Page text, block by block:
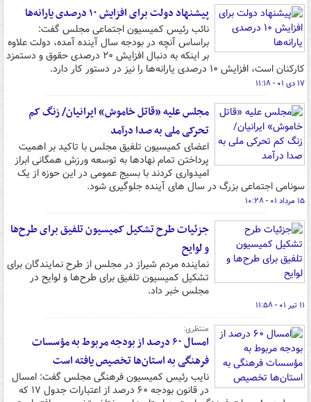
پیشنهاد دولت برای افزایش ۱۰ درصدی یارانه‌ها
نائب رئیس کمیسیون اجتماعی مجلس گفت:
براساس آنچه در بودجه سال آینده آمده، دولت علاوه
بر اینکه به دنبال افزایش ۲۰ درصدی حقوق و دستمزد
کارکنان است، افزایش ۱۰ درصدی یارانه‌ها را نیز در دستور کار دارد.
۱۷ دی ۰۱ - ۱۱:۱۸
مجلس علیه «قاتل خاموش» ایرانیان/ زنگ کم
تحرکی ملی به صدا درآمد
اعضای کمیسیون تلفیق مجلس با تاکید بر اهمیت
پرداختن تمام نهادها به توسعه ورزش همگانی ابراز
امیدواری کردند با بسیج عمومی در این حوزه از یک
سونامی اجتماعی بزرگ در سال های آینده جلوگیری شود.
۱۵ مرداد ۰۱ - ۱۰:۲۸
جزئیات طرح تشکیل کمیسیون تلفیق برای طرح‌ها
و لوایح
نماینده مردم شیراز در مجلس از طرح نمایندگان برای
تشکیل کمیسیون تلفیق برای طرح‌ها و لوایح در
مجلس خبر داد.
۱۱ تیر ۰۱ - ۱۱:۵۸
منتظری:
امسال ۶۰ درصد از بودجه مربوط به مؤسسات
فرهنگی به استان‌ها تخصیص یافته است
نایب رئیس کمیسیون فرهنگی مجلس گفت: امسال
در قانون بودجه ۶۰ درصد از اعتبارات جدول ۱۷ که